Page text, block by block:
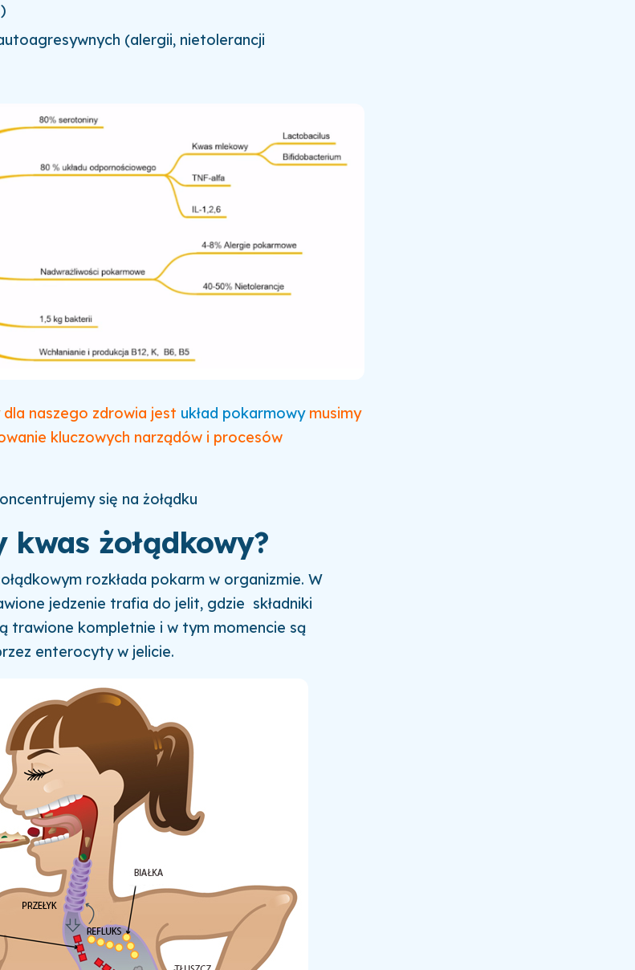
(alergii, nietolerancji
naszego zdrowia jest układ pokarmowymusimy
kluczowych narządów i procesów
się na żołądku
kwas żołądkowy?
rozkłada pokarm w organizmie. W
jedzenie trafia do jelit, gdzie składniki
trawione kompletnie i w tym momencie są
enterocyty w jelicie.